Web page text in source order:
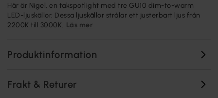
Här är Nigel, en takspotlight med tre GU10 dim-to-warm
LED-ljuskällor. Dessa ljuskällor strålar ett justerbart ljus från
2200K till 3000K. Läs mer
Produktinformation
Frakt & Returer